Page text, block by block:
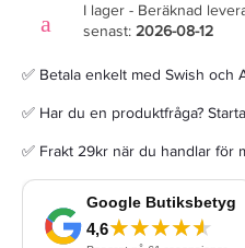
I lager - Beräknad
senast: 2026-08-12
✅ Betala enkelt med Swish och
✅ Har du en produktfråga?
✅ Frakt 29kr när du handlar för